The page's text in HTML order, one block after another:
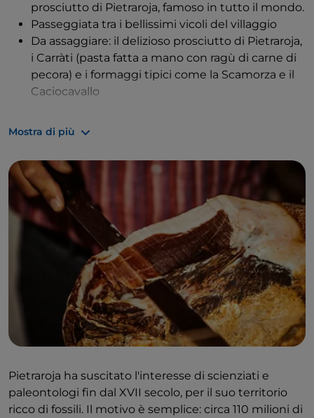
prosciutto di Pietraroja, famoso in tutto il mondo.
Passeggiata tra i bellissimi vicoli del villaggio
Da assaggiare: il delizioso prosciutto di Pietraroja,
i Carràti (pasta fatta a mano con ragù di carne di
pecora) e i formaggi tipici come la Scamorza e il
Caciocavallo
rimasto un mistero fino ad oggi. Alcuni
sospettano che risalga al tempo della
dominazione spagnola. In spagnolo Piedra roja
significa semplicemente pietra rossa, il che
potrebbe essere un riferimento alla presenza di
calcare di questo colore nei dintorni del borgo.
Altri sospettano che sia di origine latina: Petra
ruens significa qualcosa come roccia in
movimento e potrebbe essere richiamo alle
onde sismiche causate dai terremoti abbastanza
comuni in questa zona.
Mostra di più
Pietraroja ha suscitato l'interesse di scienziati e
paleontologi fin dal XVII secolo, per il suo territorio
ricco di fossili. Il motivo è semplice: circa 110 milioni di